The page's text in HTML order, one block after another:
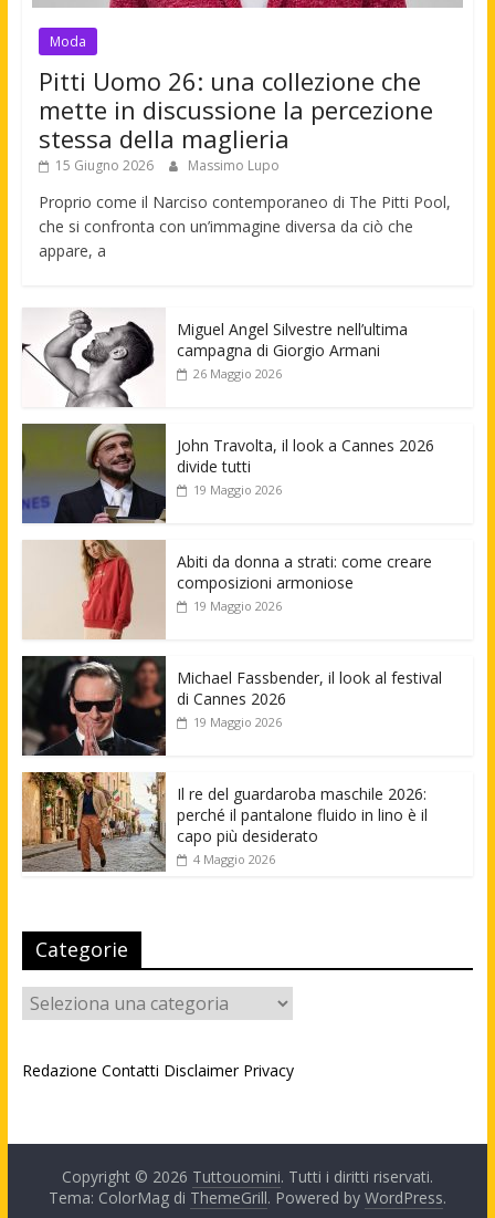
Moda
Pitti Uomo 26: una collezione che
mette in discussione la percezione
stessa della maglieria
15 Giugno 2026 Massimo Lupo
Proprio come il Narciso contemporaneo di The Pitti Pool,
che si confronta con un’immagine diversa da ciò che
appare, a
Miguel Angel Silvestre nell’ultima
campagna di Giorgio Armani
26 Maggio 2026
John Travolta, il look a Cannes 2026
divide tutti
19 Maggio 2026
Abiti da donna a strati: come creare
composizioni armoniose
19 Maggio 2026
Michael Fassbender, il look al festival
di Cannes 2026
19 Maggio 2026
Il re del guardaroba maschile 2026:
perché il pantalone fluido in lino è il
capo più desiderato
4 Maggio 2026
Categorie
Categorie
Redazione Contatti Disclaimer Privacy
Copyright © 2026 Tuttouomini. Tutti i diritti riservati.
Tema: ColorMag di ThemeGrill. Powered by WordPress.